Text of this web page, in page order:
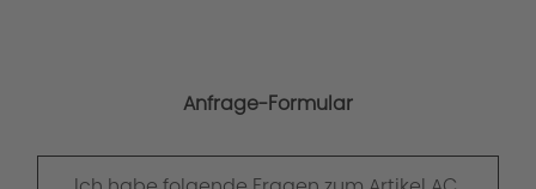
Anfrage-Formular